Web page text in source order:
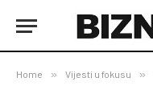
Home » Vijesti u fokusu »